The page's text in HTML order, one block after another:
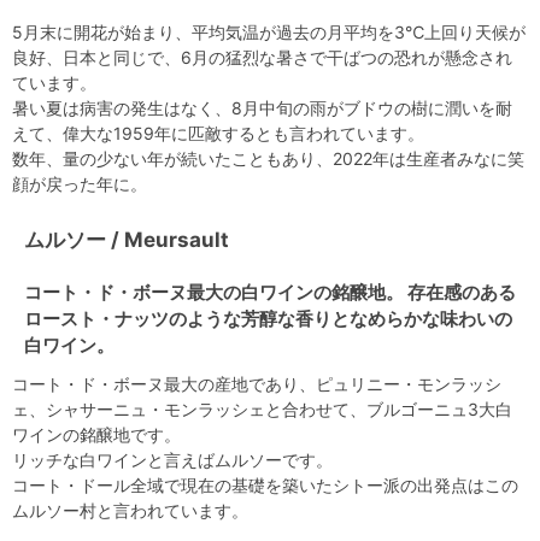
5月末に開花が始まり、平均気温が過去の月平均を3℃上回り天候が
良好、日本と同じで、6月の猛烈な暑さで干ばつの恐れが懸念され
ています。
暑い夏は病害の発生はなく、8月中旬の雨がブドウの樹に潤いを耐
えて、偉大な1959年に匹敵するとも言われています。
数年、量の少ない年が続いたこともあり、2022年は生産者みなに笑
顔が戻った年に。
ムルソー / Meursault
コート・ド・ボーヌ最大の白ワインの銘醸地。 存在感のある
ロースト・ナッツのような芳醇な香りとなめらかな味わいの
白ワイン。
コート・ド・ボーヌ最大の産地であり、ピュリニー・モンラッシ
ェ、シャサーニュ・モンラッシェと合わせて、ブルゴーニュ3大白
ワインの銘醸地です。
リッチな白ワインと言えばムルソーです。
コート・ドール全域で現在の基礎を築いたシトー派の出発点はこの
ムルソー村と言われています。